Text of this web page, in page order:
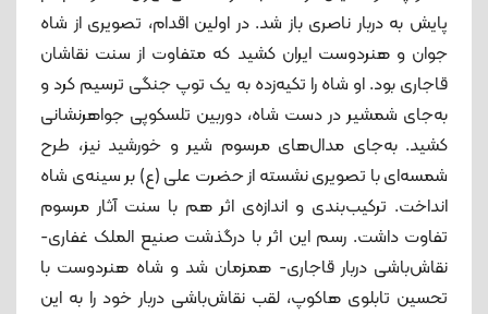
پایش به دربار ناصری باز شد. در اولین اقدام، تصویری از شاه
جوان و هنردوست ایران کشید که متفاوت از سنت نقاشان
قاجاری بود. او شاه را تکیه‌زده به یک توپ جنگی ترسیم کرد و
به‌جای شمشیر در دست شاه، دوربین تلسکوپی جواهرنشانی
کشید. به‌جای مدال‌های مرسوم شیر و خورشید نیز، طرح
شمسه‌ای با تصویری نشسته از حضرت علی (ع) بر سینه‌ی شاه
انداخت. ترکیب‌بندی و اندازه‌ی اثر هم با سنت آثار مرسوم
تفاوت داشت. رسم این اثر با درگذشت صنیع الملک غفاری-
نقاش‌باشی دربار قاجاری- همزمان شد و شاه هنردوست با
تحسین تابلوی هاکوپ، لقب نقاش‌باشی دربار خود را به این